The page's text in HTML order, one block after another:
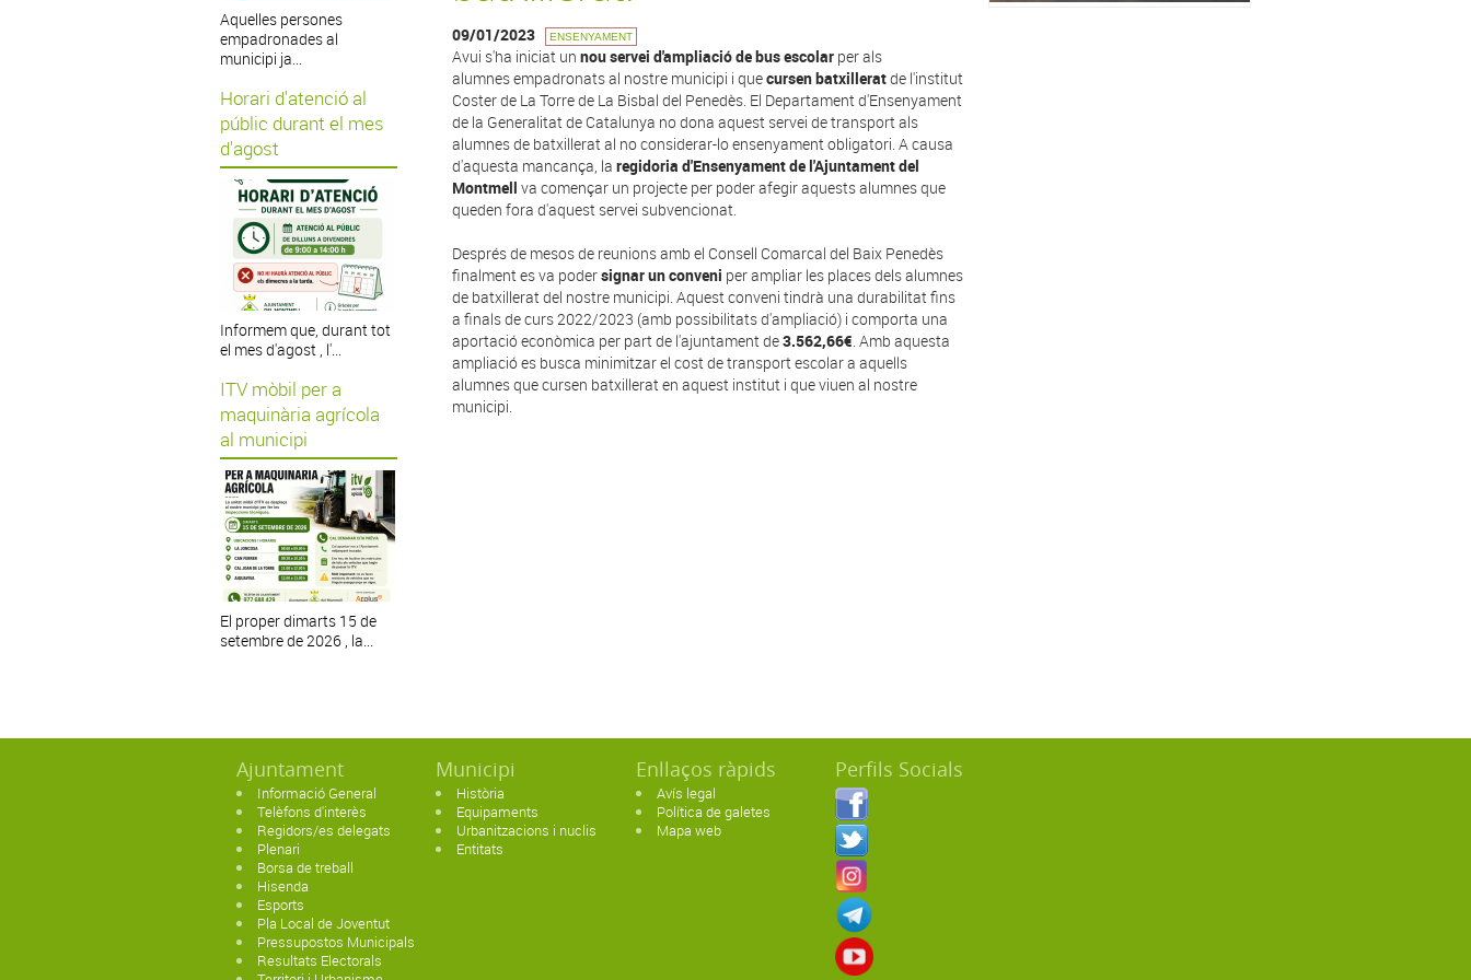
Aquelles persones
empadronades al
municipi ja...
Horari d'atenció al
públic durant el mes
d'agost
Informem que, durant tot
el mes d'agost , l'...
ITV mòbil per a
maquinària agrícola
al municipi
El proper dimarts 15 de
setembre de 2026 , la...
09/01/2023 ENSENYAMENT
Avui s'ha iniciat un nou servei d'ampliació de bus escolar per als
alumnes empadronats al nostre municipi i quecursen batxilleratde l'institut
Coster de La Torre de La Bisbal del Penedès. El Departament d'Ensenyament
de la Generalitat de Catalunya no dona aquest servei de transport als
alumnes de batxillerat al no considerar-lo ensenyament obligatori. A causa
d'aquesta mancança, la regidoria d'Ensenyament de l'Ajuntament del
Montmell va començar un projecte per poder afegir aquests alumnes que
queden fora d'aquest servei subvencionat.
Després de mesos de reunions amb el Consell Comarcal del Baix Penedès
finalment es va podersignar un conveni per ampliar les places dels alumnes
de batxillerat del nostre municipi. Aquest conveni tindrà una durabilitat fins
a finals de curs 2022/2023 (amb possibilitats d'ampliació) i comporta una
aportació econòmica per part de l'ajuntament de3.562,66€. Amb aquesta
ampliació es busca minimitzar el cost de transport escolar a aquells
alumnes que cursen batxillerat en aquest institut i que viuen al nostre
municipi.
Ajuntament
Informació General
Telèfons d'interès
Regidors/es delegats
Plenari
Borsa de treball
Hisenda
Esports
Pla Local de Joventut
Pressupostos Municipals
Resultats Electorals
Municipi
Història
Equipaments
Urbanitzacions i nuclis
Entitats
Enllaços ràpids
Avís legal
Política de galetes
Mapa web
Perfils Socials